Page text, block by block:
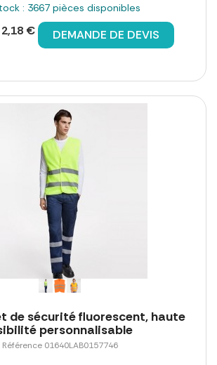
: 3667 pièces disponibles
2,18 € DEMANDE DE DEVIS
de sécurité fluorescent, haute
personnalisable
Référence 01640LAB0157746